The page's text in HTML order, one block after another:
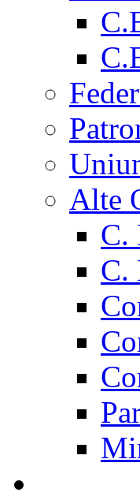
Alte
C.
C.